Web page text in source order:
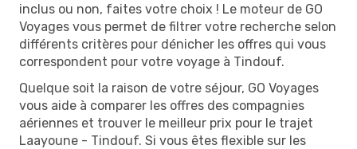
inclus ou non, faites votre choix ! Le moteur de GO
Voyages vous permet de filtrer votre recherche selon
différents critères pour dénicher les offres qui vous
correspondent pour votre voyage à Tindouf.
Quelque soit la raison de votre séjour, GO Voyages
vous aide à comparer les offres des compagnies
aériennes et trouver le meilleur prix pour le trajet
Laayoune - Tindouf. Si vous êtes flexible sur les